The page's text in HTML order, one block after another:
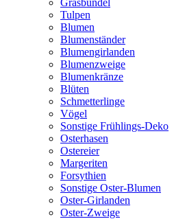
Tulpen
Blumen
Blumenständer
Blumengirlanden
Blumenzweige
Blumenkränze
Blüten
Schmetterlinge
Vögel
Sonstige Frühlings-Deko
Osterhasen
Ostereier
Margeriten
Forsythien
Sonstige Oster-Blumen
Oster-Girlanden
Oster-Zweige